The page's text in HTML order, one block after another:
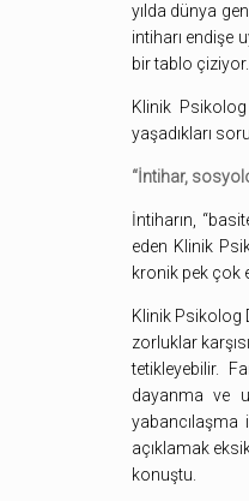
yılda dünya
intiharı endişe
bir tablo çiziyor.
Klinik
yaşadıkları
“İntihar,
İntiharın,
eden Klinik
kronik pek çok
Klinik Psikolog
zorluklar
tetikleyebilir.
dayanma ve
açıklamak
konuştu.